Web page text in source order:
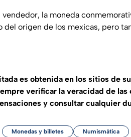
vendedor, la moneda
del origen de los mexicas, pero
es obtenida en los sitios de
verificar la veracidad de
y consultar cualquier
Monedas y billetes Numismática